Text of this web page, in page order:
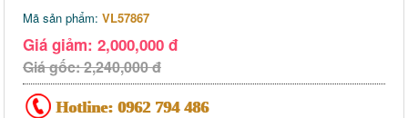
Mã sản phẩm: VL57867
Giá giảm: 2,000,000 đ
Giá gốc: 2,240,000 đ
Hotline: 0962 794 486